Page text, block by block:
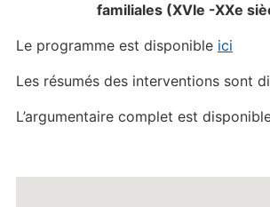
familiales (XVIe -XXe
Le programme est disponible ici
Les résumés des interventions sont
L’argumentaire complet est